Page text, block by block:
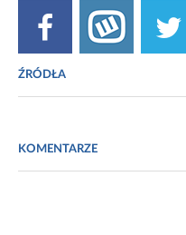
ŹRÓDŁA
https://
KOMENTARZE